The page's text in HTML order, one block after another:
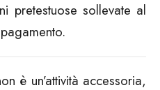
pretestuose sollevate al
è un’attività accessoria,